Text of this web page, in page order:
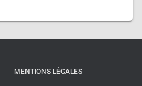
MENTIONS LÉGALES